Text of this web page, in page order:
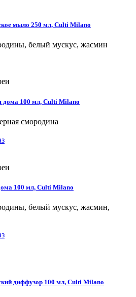
мыло 250 мл, Culti Milano
белый мускус, жасмин
дома 100 мл, Culti Milano
смородина
100 мл, Culti Milano
белый мускус, жасмин,
диффузор 100 мл, Culti Milano